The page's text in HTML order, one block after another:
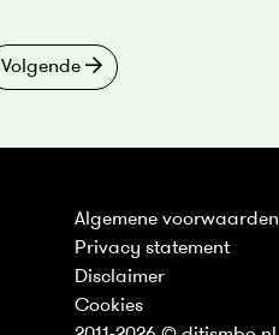
Volgende
Algemene voorwaarden
Privacy statement
Disclaimer
Cookies